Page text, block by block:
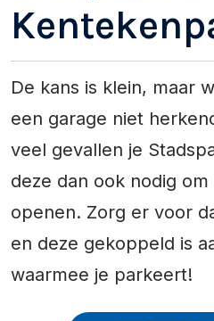
De kans is klein, maar
een garage niet
veel gevallen je
deze dan ook nodig
openen. Zorg er voor
en deze gekoppeld is
waarmee je parkeert!